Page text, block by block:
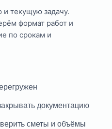
текущую задачу.
формат работ и
по срокам и
документацию
сметы и объёмы